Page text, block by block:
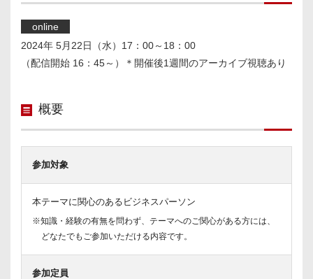
online
2024年 5月22日（水）17：00～18：00
（配信開始 16：45～）
＊開催後1週間のアーカイブ視聴あり
概要
参加対象
本テーマに関心のあるビジネスパーソン
※知識・経験の有無を問わず、テーマへのご関心がある方には、
どなたでもご参加いただける内容です。
参加定員